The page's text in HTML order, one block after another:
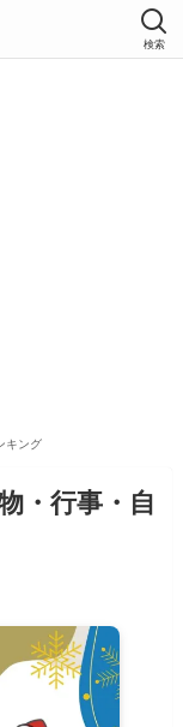
検索
キング
・行事・自